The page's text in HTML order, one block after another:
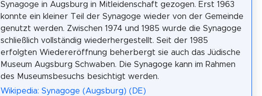
Synagoge in Augsburg in Mitleidenschaft gezogen. Erst 1963
konnte ein kleiner Teil der Synagoge wieder von der Gemeinde
genutzt werden. Zwischen 1974 und 1985 wurde die Synagoge
schließlich vollständig wiederhergestellt. Seit der 1985
erfolgten Wiedereröffnung beherbergt sie auch das Jüdische
Museum Augsburg Schwaben. Die Synagoge kann im Rahmen
des Museumsbesuchs besichtigt werden.
Wikipedia: Synagoge (Augsburg) (DE)